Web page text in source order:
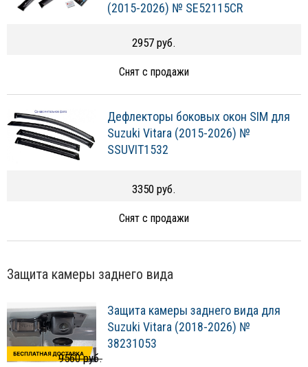
(2015-2026) № SE52115CR
2957 руб.
Снят с продажи
Дефлекторы боковых окон SIM для
Suzuki Vitara (2015-2026) №
SSUVIT1532
3350 руб.
Снят с продажи
Защита камеры заднего вида
Защита камеры заднего вида для
Suzuki Vitara (2018-2026) №
38231053
9560 руб.